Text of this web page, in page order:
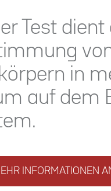
Test
in
auf dem
INFORMATIONEN